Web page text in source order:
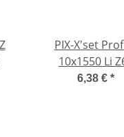
PIX-X'set
10x1550 Li
6,38 € *